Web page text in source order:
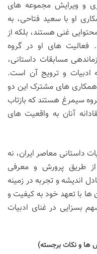
و ویرایش مجموعه های
او با سعید فتاحی، به
غنی هستند، بلکه از
فعالیت های او در گروه
مسابقات داستانی،
ادبیات و ترویج آن است.
همکاری های مشترک این دو
سیمرغ هستند که بازتاب
آنان به واقعیت های
داستانی معاصر ایران، نه
از طریق پرورش و معرفی
اندیشه و تجربه در زمینه
با تعهد خود به کیفیت و
بسزایی در غنای ادبیات
ها و نکات برجسته)